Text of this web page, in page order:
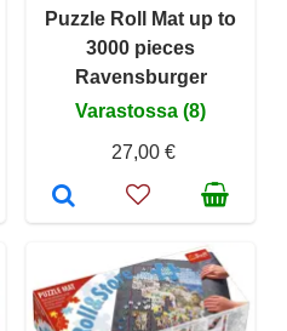
Puzzle Roll Mat up to
3000 pieces
Ravensburger
Varastossa (8)
27,00 €